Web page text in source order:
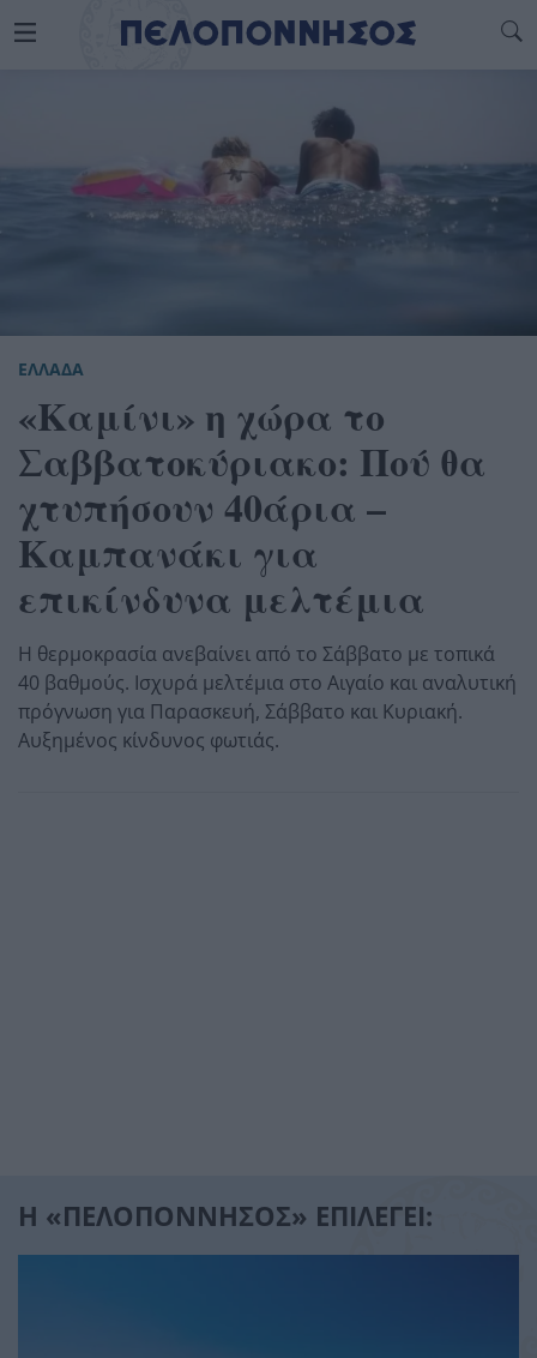
ΕΛΛΑΔΑ
«Καμίνι» η χώρα το
Σαββατοκύριακο: Πού θα
χτυπήσουν 40άρια –
Καμπανάκι για
επικίνδυνα μελτέμια
Η θερμοκρασία ανεβαίνει από το Σάββατο με τοπικά
40 βαθμούς. Ισχυρά μελτέμια στο Αιγαίο και αναλυτική
πρόγνωση για Παρασκευή, Σάββατο και Κυριακή.
Αυξημένος κίνδυνος φωτιάς.
Η «ΠΕΛΟΠΟΝΝΗΣΟΣ» ΕΠΙΛΕΓΕΙ: